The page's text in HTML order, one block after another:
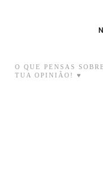
O QUE PENSAS
TUA OPINIÃO! ♥